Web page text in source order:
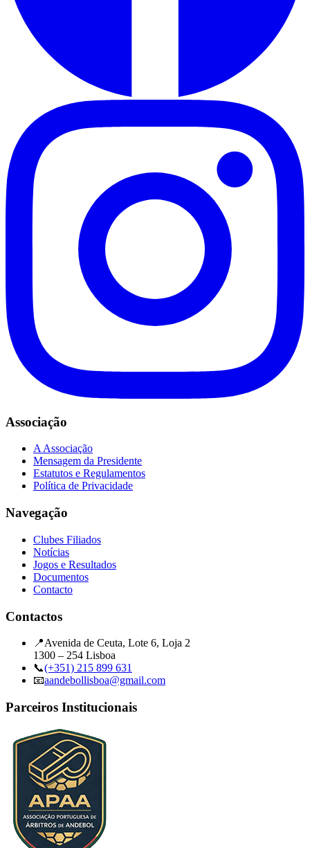
Associação
A Associação
Mensagem da Presidente
Estatutos e Regulamentos
Política de Privacidade
Navegação
Clubes Filiados
Notícias
Jogos e Resultados
Documentos
Contacto
Contactos
📍Avenida de Ceuta, Lote 6, Loja 2
1300 – 254 Lisboa
📞(+351) 215 899 631
📧aandebollisboa@gmail.com
Parceiros Institucionais